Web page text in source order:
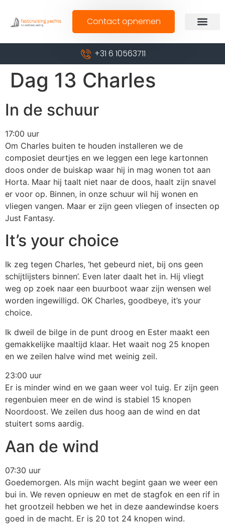
Contact opnemen
+31 6 10563711
Dag 13 Charles
In de schuur
17:00 uur
Om Charles buiten te houden installeren we de
composiet deurtjes en we leggen een lege kartonnen
doos onder de buiskap waar hij in mag wonen tot aan
Horta. Maar hij taalt niet naar de doos, haalt zijn snavel
er voor op. Binnen, in onze schuur wil hij wonen en
vliegen vangen. Maar er zijn geen vliegen of insecten op
Just Fantasy.
It’s your choice
Ik zeg tegen Charles, ‘het gebeurd niet, bij ons geen
schijtlijsters binnen’. Even later daalt het in. Hij vliegt
weg op zoek naar een buurboot waar zijn wensen wel
worden ingewilligd. OK Charles, goodbeye, it’s your
choice.
Ik dweil de bilge in de punt droog en Ester maakt een
gemakkelijke maaltijd klaar. Het waait nog 25 knopen
en we zeilen halve wind met weinig zeil.
23:00 uur
Er is minder wind en we gaan weer vol tuig. Er zijn geen
regenbuien meer en de wind is stabiel 15 knopen
Noordoost. We zeilen dus hoog aan de wind en dat
stuitert soms aardig.
Aan de wind
07:30 uur
Goedemorgen. Als mijn wacht begint gaan we weer een
bui in. We reven opnieuw en met de stagfok en een rif in
het grootzeil hebben we het in deze aandewindse koers
goed in de macht. Er is 20 tot 24 knopen wind.